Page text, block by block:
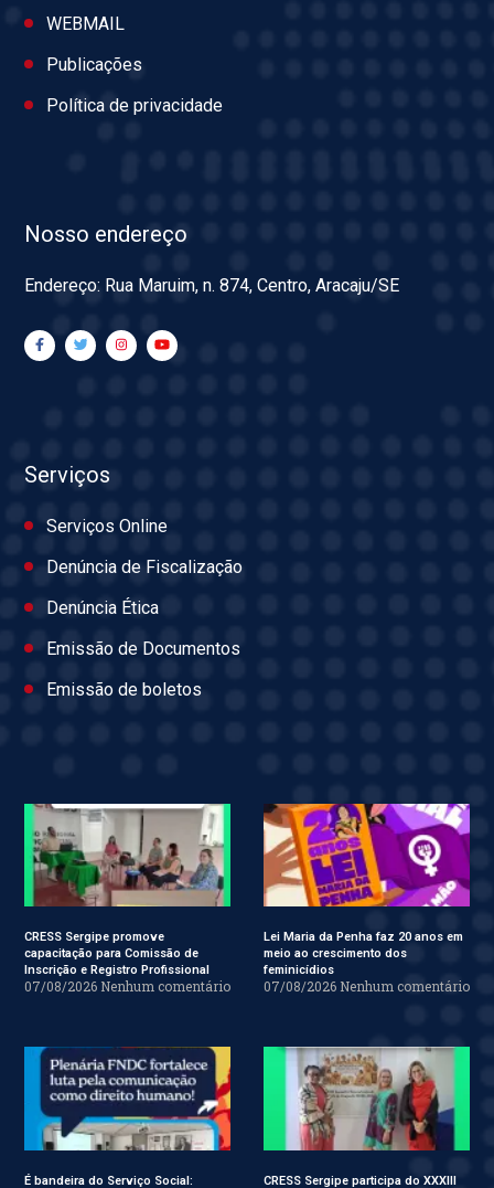
WEBMAIL
Publicações
Política de privacidade
Nosso endereço
Endereço: Rua Maruim, n. 874, Centro, Aracaju/SE
Serviços
Serviços Online
Denúncia de Fiscalização
Denúncia Ética
Emissão de Documentos
Emissão de boletos
CRESS Sergipe promove
capacitação para Comissão de
Inscrição e Registro Profissional
07/08/2026 Nenhum comentário
Lei Maria da Penha faz 20 anos em
meio ao crescimento dos
feminicídios
07/08/2026 Nenhum comentário
É bandeira do Serviço Social: CRESS Sergipe participa do XXXIII